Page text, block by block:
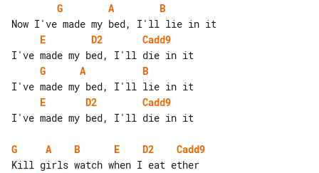
G A
B
E
D2
Cadd9
G
A
B
E
D2
Cadd9
I've made my bed, I'll die in it
G A B E D2
Cadd9